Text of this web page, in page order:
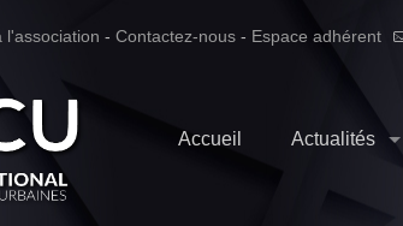
l'association - Contactez-nous - Espace adhérent
Accueil Actualités